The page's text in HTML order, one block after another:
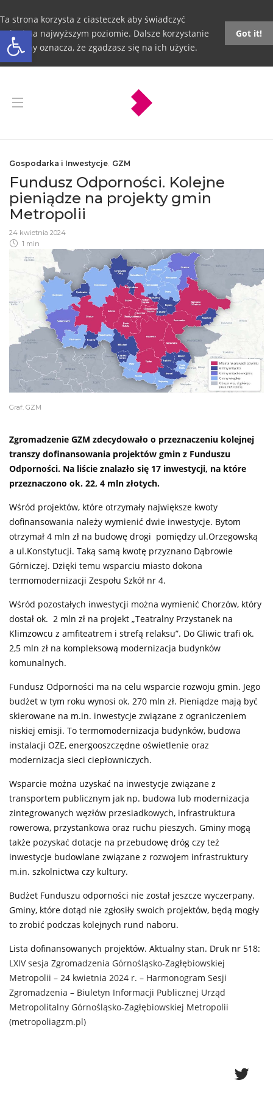
Otwórz pasek narzędzi
Ta strona korzysta z ciasteczek aby świadczyć
usługi na najwyższym poziomie. Dalsze korzystanie
ze strony oznacza, że zgadzasz się na ich użycie.
Got it!
Gospodarka i Inwestycje, GZM
Fundusz Odporności. Kolejne
pieniądze na projekty gmin
Metropolii
24 kwietnia 2024
1 min
Graf. GZM
Zgromadzenie GZM zdecydowało o przeznaczeniu kolejnej
transzy dofinansowania projektów gmin z Funduszu
Odporności. Na liście znalazło się 17 inwestycji, na które
przeznaczono ok. 22, 4 mln złotych.
Wśród projektów, które otrzymały największe kwoty
dofinansowania należy wymienić dwie inwestycje. Bytom
otrzymał 4 mln zł na budowę drogi pomiędzy ul.Orzegowską
a ul.Konstytucji. Taką samą kwotę przyznano Dąbrowie
Górniczej. Dzięki temu wsparciu miasto dokona
termomodernizacji Zespołu Szkół nr 4.
Wśród pozostałych inwestycji można wymienić Chorzów, który
dostał ok. 2 mln zł na projekt „Teatralny Przystanek na
Klimzowcu z amfiteatrem i strefą relaksu”. Do Gliwic trafi ok.
2,5 mln zł na kompleksową modernizacja budynków
komunalnych.
Fundusz Odporności ma na celu wsparcie rozwoju gmin. Jego
budżet w tym roku wynosi ok. 270 mln zł. Pieniądze mają być
skierowane na m.in. inwestycje związane z ograniczeniem
niskiej emisji. To termomodernizacja budynków, budowa
instalacji OZE, energooszczędne oświetlenie oraz
modernizacja sieci ciepłowniczych.
Wsparcie można uzyskać na inwestycje związane z
transportem publicznym jak np. budowa lub modernizacja
zintegrowanych węzłów przesiadkowych, infrastruktura
rowerowa, przystankowa oraz ruchu pieszych. Gminy mogą
także pozyskać dotacje na przebudowę dróg czy też
inwestycje budowlane związane z rozwojem infrastruktury
m.in. szkolnictwa czy kultury.
Budżet Funduszu odporności nie został jeszcze wyczerpany.
Gminy, które dotąd nie zgłosiły swoich projektów, będą mogły
to zrobić podczas kolejnych rund naboru.
Lista dofinansowanych projektów. Aktualny stan. Druk nr 518:
LXIV sesja Zgromadzenia Górnośląsko-Zagłębiowskiej
Metropolii – 24 kwietnia 2024 r. – Harmonogram Sesji
Zgromadzenia – Biuletyn Informacji Publicznej Urząd
Metropolitalny Górnośląsko-Zagłębiowskiej Metropolii
(metropoliagzm.pl)